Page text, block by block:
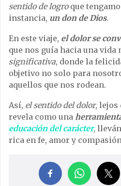
sentido de logroque
instancia, un don de Dios.
En este viaje, el dolor se
que nos guía hacia una vida
significativa, donde la
objetivo no solo para
aquellos que nos rodean.
Así, el sentido del dolor, lejos
revela como una
educación del carácter,
rica en fe, amor y